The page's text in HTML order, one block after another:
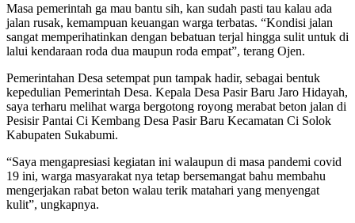
Masa pemerintah ga mau bantu sih, kan sudah pasti tau kalau ada
jalan rusak, kemampuan keuangan warga terbatas. “Kondisi jalan
sangat memperihatinkan dengan bebatuan terjal hingga sulit untuk di
lalui kendaraan roda dua maupun roda empat”, terang Ojen.
Pemerintahan Desa setempat pun tampak hadir, sebagai bentuk
kepedulian Pemerintah Desa. Kepala Desa Pasir Baru Jaro Hidayah,
saya terharu melihat warga bergotong royong merabat beton jalan di
Pesisir Pantai Ci Kembang Desa Pasir Baru Kecamatan Ci Solok
Kabupaten Sukabumi.
“Saya mengapresiasi kegiatan ini walaupun di masa pandemi covid
19 ini, warga masyarakat nya tetap bersemangat bahu membahu
mengerjakan rabat beton walau terik matahari yang menyengat
kulit”, ungkapnya.